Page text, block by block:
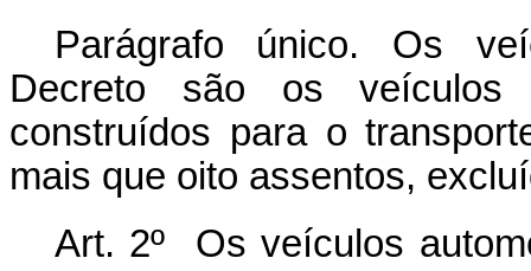
Parágrafo único. Os
Decreto são os
construídos para o
mais que oito assentos,
Art. 2º Os veículos